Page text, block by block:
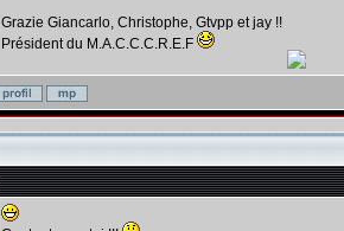
Grazie Giancarlo, Christophe, Gtvpp et jay !!
Président du M.A.C.C.C.R.E.F